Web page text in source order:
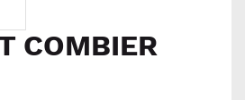
COMBIER